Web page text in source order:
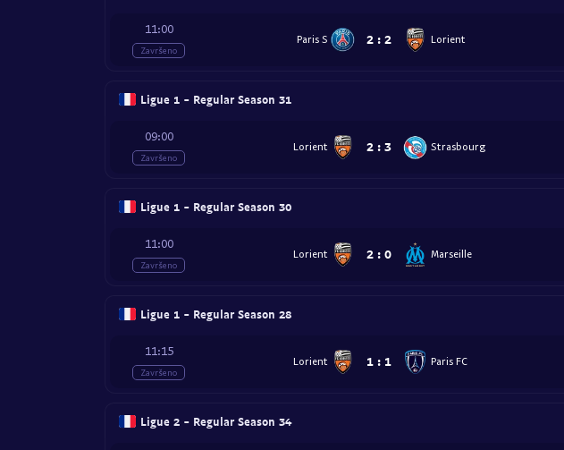
11:00
Završeno
Paris S 2 : 2 Lorient
Ligue 1 - Regular Season 31
09:00
Završeno
Lorient 2 : 3 Strasbourg
Ligue 1 - Regular Season 30
11:00
Završeno
Lorient 2 : 0 Marseille
Ligue 1 - Regular Season 28
11:15
Završeno
Lorient 1 : 1 Paris FC
Ligue 2 - Regular Season 34